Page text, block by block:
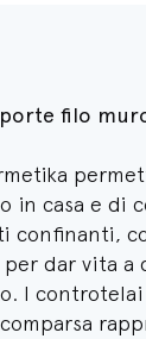
filo
in casa e di
confinanti,
dar vita a
I